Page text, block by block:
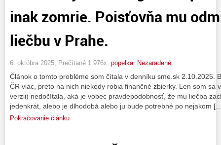
inak zomrie. Poisťovňa mu
liečbu v Prahe.
6. októbra 2025, Prečítané 1 976x, popelka Nezaradené
Článok o tomto probléme som čítala v denníku sme.sk 2.10.2025.
ČR viac, preto na nich niekedy robia finančné zbierky. Len som sa
verzii) nedočítala, aká je vobec pravdepodobnosť, že mu liečba
jedenkrát, alebo je dlhodobá alebo ju bude potrebné po nejakom
Pokračovanie článku